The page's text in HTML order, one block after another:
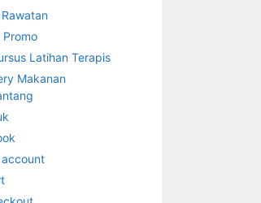
Promo
Latihan Terapis
Makanan